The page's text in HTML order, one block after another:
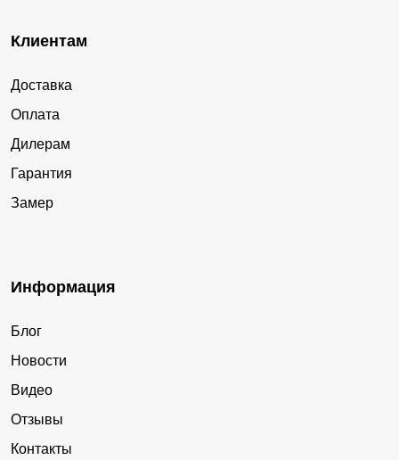
Клиентам
Доставка
Оплата
Дилерам
Гарантия
Замер
Информация
Блог
Новости
Видео
Отзывы
Контакты